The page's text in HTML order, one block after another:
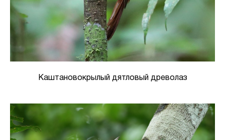
Каштановокрылый дятловый древолаз